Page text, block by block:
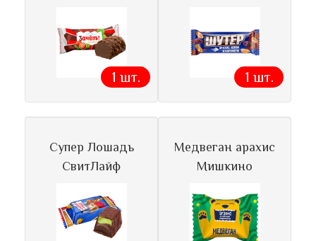
1 шт. 1 шт.
Супер Лошадь
СвитЛайф
Медвеган арахис
Мишкино